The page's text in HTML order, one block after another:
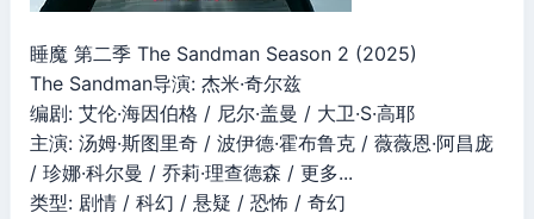
睡魔 第二季 The Sandman Season 2 (2025)
The Sandman导演: 杰米·奇尔兹
编剧: 艾伦·海因伯格 / 尼尔·盖曼 / 大卫·S·高耶
主演: 汤姆·斯图里奇 / 波伊德·霍布鲁克 / 薇薇恩·阿昌庞
/ 珍娜·科尔曼 / 乔莉·理查德森 / 更多...
类型: 剧情 / 科幻 / 悬疑 / 恐怖 / 奇幻